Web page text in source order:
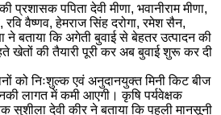
प्रशासक पपिता देवी मीणा, भवानीराम मीणा,
रवि वैष्णव, हेमराज सिंह दरोगा, रमेश सैन,
ने बताया कि अगेती बुवाई से बेहतर उत्पादन की
खेतों की तैयारी पूरी कर अब बुवाई शुरू कर दी
को निःशुल्क एवं अनुदानयुक्त मिनी किट बीज
लागत में कमी आएगी। कृषि पर्यवेक्षक
सुशीला देवी कीर ने बताया कि पहली मानसूनी